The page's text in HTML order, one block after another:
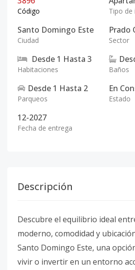
Código Tipo de
Santo Domingo Este
Ciudad
Prado
Sector
Desde 1 Hasta 3
Habitaciones Baños
Desde 1 Hasta 2
Parqueos
En
Estado
12-2027
Fecha de entrega
Descripción
Descubre el equilibrio ideal
moderno, comodidad y
Santo Domingo Este, una
vivir o invertir en un entorno